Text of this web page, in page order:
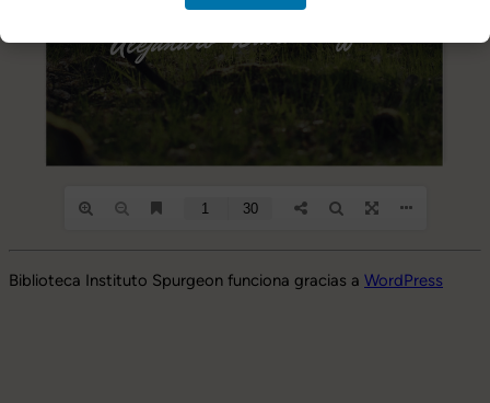
Biblioteca Instituto Spurgeon funciona gracias a WordPress